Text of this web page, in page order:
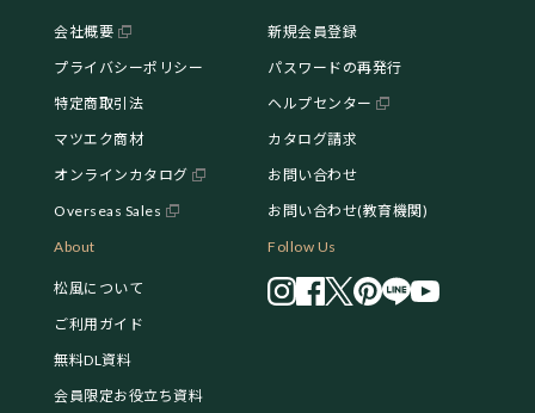
会社概要
プライバシーポリシー
特定商取引法
マツエク商材
オンラインカタログ
Overseas Sales
新規会員登録
パスワードの再発行
ヘルプセンター
カタログ請求
お問い合わせ
お問い合わせ(教育機関)
About
松風について
ご利用ガイド
無料DL資料
会員限定お役立ち資料
Follow Us